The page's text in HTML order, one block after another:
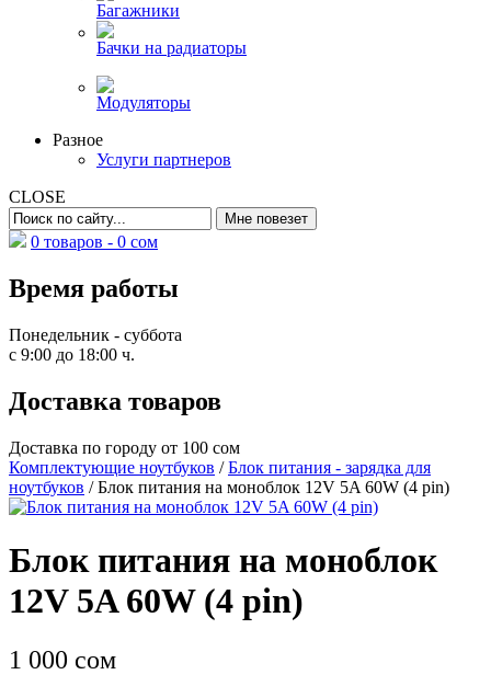
Багажники
Бачки на радиаторы
Модуляторы
Разное
Услуги партнеров
CLOSE
0 товаров - 0 сом
Время работы
Понедельник - суббота
с 9:00 до 18:00 ч.
Доставка товаров
Доставка по городу от 100 сом
Комплектующие ноутбуков /Блок питания - зарядка для
ноутбуков / Блок питания на моноблок 12V 5A 60W (4 pin)
Блок питания на моноблок
12V 5A 60W (4 pin)
1 000 сом